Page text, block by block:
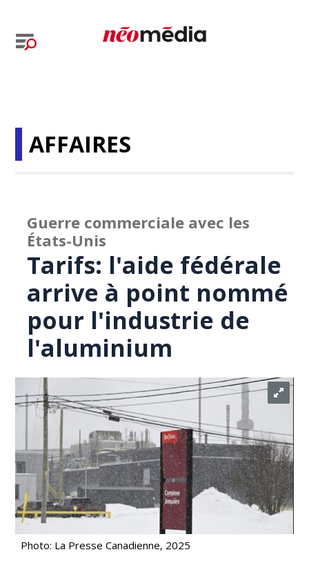
AFFAIRES
Guerre commerciale avec les
États-Unis
Tarifs: l'aide fédérale
arrive à point nommé
pour l'industrie de
l'aluminium
Photo: La Presse Canadienne, 2025